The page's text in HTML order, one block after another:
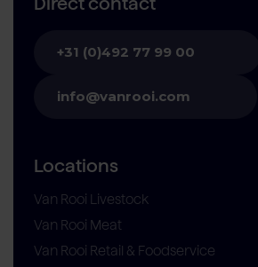
+31 (0)492 77 99 00
info@vanrooi.com
Locations
Van Rooi Livestock
Van Rooi Meat
Van Rooi Retail & Foodservice